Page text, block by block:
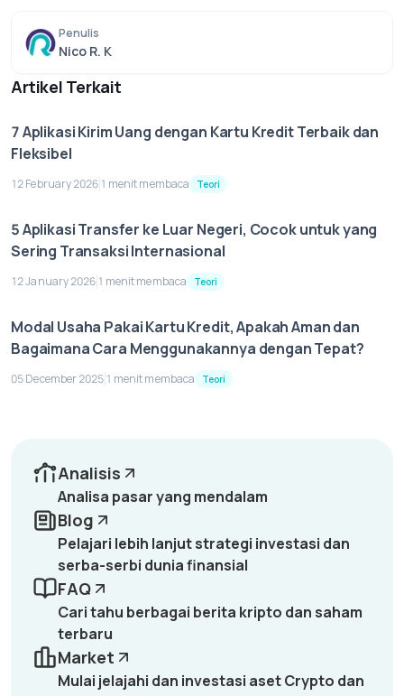
Penulis
Nico R. K
Artikel Terkait
7 Aplikasi Kirim Uang dengan Kartu Kredit Terbaik dan
Fleksibel
12 February 2026 1 menit membaca Teori
5 Aplikasi Transfer ke Luar Negeri, Cocok untuk yang
Sering Transaksi Internasional
12 January 2026 1 menit membaca Teori
Modal Usaha Pakai Kartu Kredit, Apakah Aman dan
Bagaimana Cara Menggunakannya dengan Tepat?
05 December 2025 1 menit membaca Teori
Analisis
Analisa pasar yang mendalam
Blog
Pelajari lebih lanjut strategi investasi dan
serba-serbi dunia finansial
FAQ
Cari tahu berbagai berita kripto dan saham
terbaru
Market
Mulai jelajahi dan investasi aset Crypto dan